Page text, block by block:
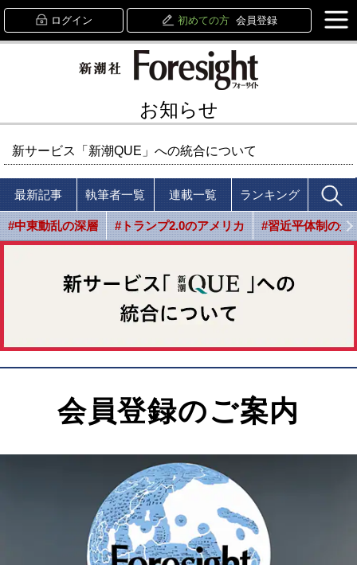
ログイン 初めての方 会員登録
お知らせ
新サービス「新潮QUE」への統合について
最新記事 執筆者一覧 連載一覧 ランキング
#中東動乱の深層 #トランプ2.0のアメリカ #習近平体制の光
会員登録のご案内